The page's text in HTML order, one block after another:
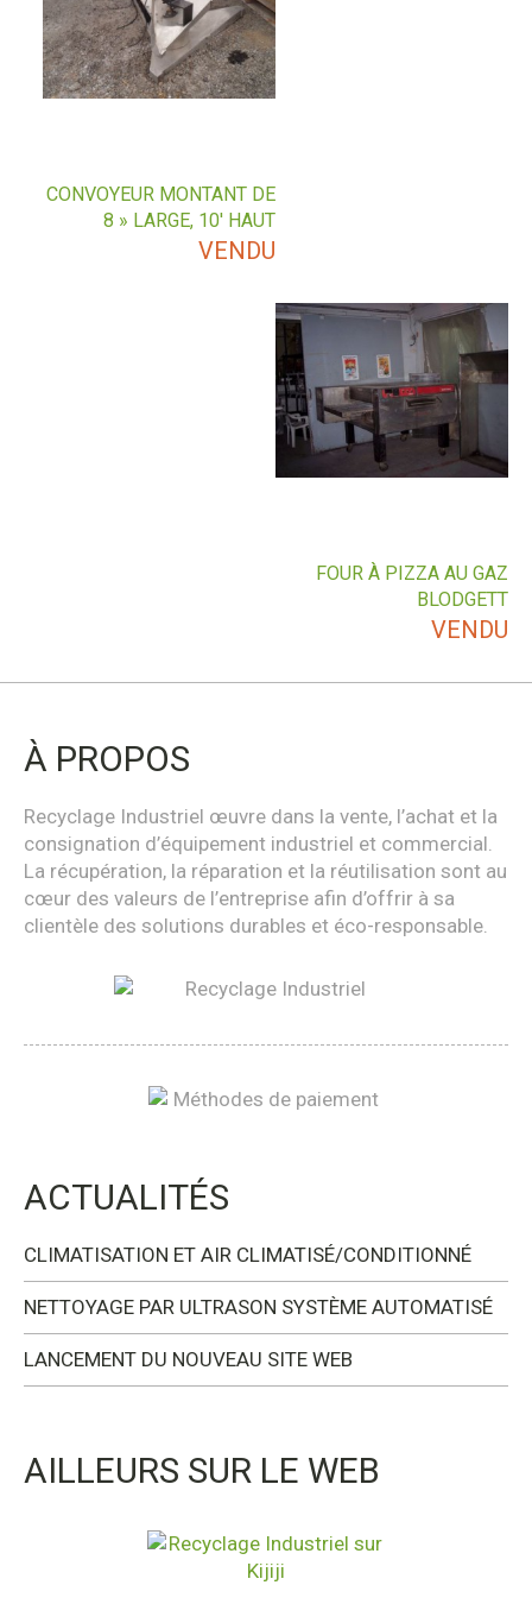
CONVOYEUR MONTANT DE
8 » LARGE, 10′ HAUT
VENDU
FOUR À PIZZA AU GAZ
BLODGETT
VENDU
À PROPOS
Recyclage Industriel œuvre dans la vente, l’achat et la
consignation d’équipement industriel et commercial.
La récupération, la réparation et la réutilisation sont au
cœur des valeurs de l’entreprise afin d’offrir à sa
clientèle des solutions durables et éco-responsable.
ACTUALITÉS
CLIMATISATION ET AIR CLIMATISÉ/CONDITIONNÉ
NETTOYAGE PAR ULTRASON SYSTÈME AUTOMATISÉ
LANCEMENT DU NOUVEAU SITE WEB
AILLEURS SUR LE WEB